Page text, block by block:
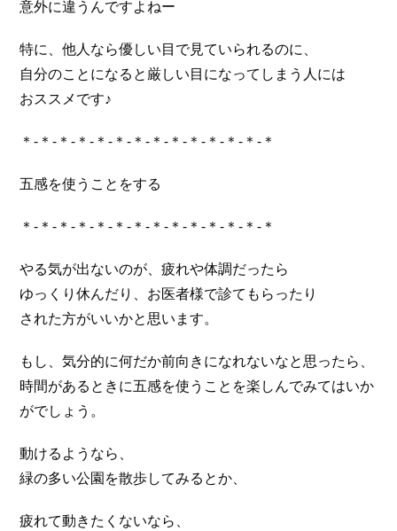
意外に違うんですよねー
特に、他人なら優しい目で見ていられるのに、
自分のことになると厳しい目になってしまう人には
おススメです♪
＊-＊-＊-＊-＊-＊-＊-＊-＊-＊-＊-＊-＊-＊
五感を使うことをする
＊-＊-＊-＊-＊-＊-＊-＊-＊-＊-＊-＊-＊-＊
やる気が出ないのが、疲れや体調だったら
ゆっくり休んだり、お医者様で診てもらったり
された方がいいかと思います。
もし、気分的に何だか前向きになれないなと思ったら、
時間があるときに五感を使うことを楽しんでみてはいか
がでしょう。
動けるようなら、
緑の多い公園を散歩してみるとか、
疲れて動きたくないなら、